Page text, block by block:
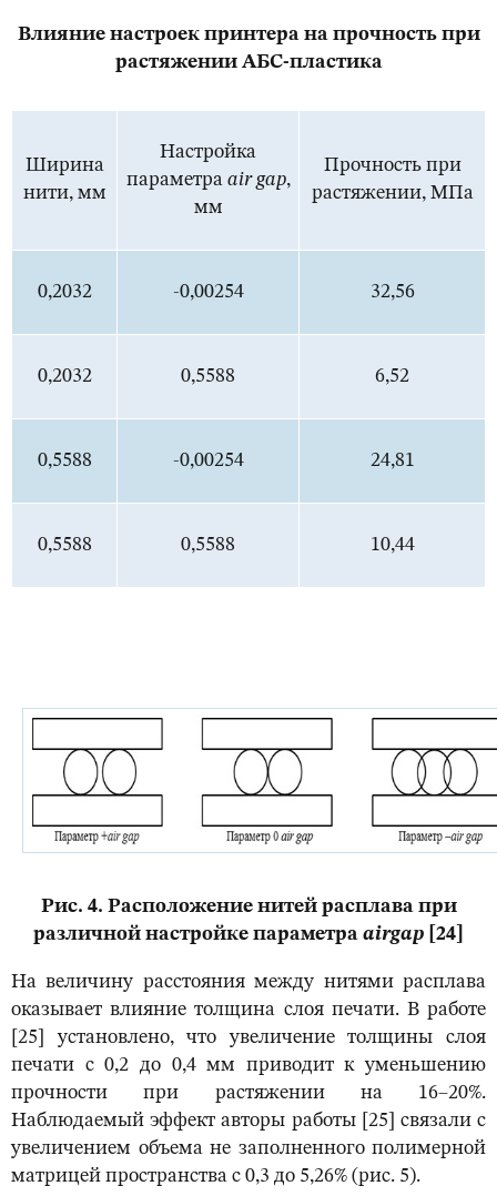
Влияние настроек принтера на прочность при
растяжении АБС-пластика
Ширина
нити, мм
Настройка
параметра аir gap,
мм
Прочность при
растяжении, МПа
0,2032 -0,00254 32,56
0,2032 0,5588 6,52
0,5588 -0,00254 24,81
0,5588 0,5588 10,44
Рис. 4. Расположение нитей расплава при
различной настройке параметра аirgap [24]
На величину расстояния между нитями расплава
оказывает влияние толщина слоя печати. В работе
[25] установлено, что увеличение толщины слоя
печати с 0,2 до 0,4 мм приводит к уменьшению
прочности при растяжении на 16–20%.
Наблюдаемый эффект авторы работы [25] связали с
увеличением объема не заполненного полимерной
матрицей пространства с 0,3 до 5,26% (рис. 5).